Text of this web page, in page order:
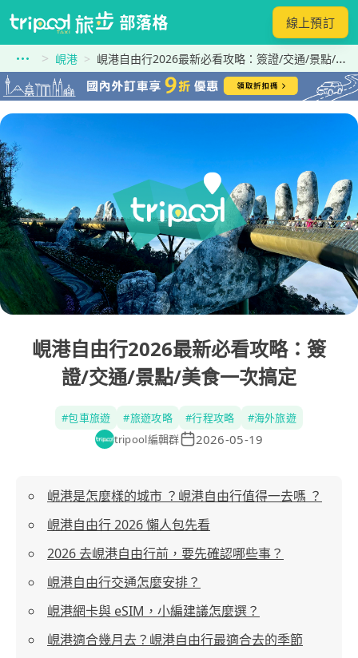
線上預訂
峴港 峴港自由行2026最新必看攻略：簽證/交通/景點/美食一次搞定
峴港自由行2026最新必看攻略：簽
證/交通/景點/美食一次搞定
#包車旅遊 #旅遊攻略 #行程攻略 #海外旅遊
tripool編輯群
2026-05-19
峴港是怎麼樣的城市 ？峴港自由行值得一去嗎 ？
峴港自由行 2026 懶人包先看
2026 去峴港自由行前，要先確認哪些事？
峴港自由行交通怎麼安排？
峴港網卡與 eSIM，小編建議怎麼選？
峴港適合幾月去？峴港自由行最適合去的季節